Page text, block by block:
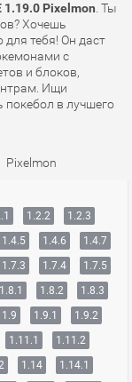
Pixelmon . Ты
Хочешь
для тебя! Он даст
с
и блоков,
Ищи
покебол в лучшего
Pixelmon
1.2.2
1.2.3
1.4.5 1.4.6
1.4.7
1.7.3 1.7.4
1.7.5
1.8.1 1.8.2
1.8.3
1.9 1.9.1
1.9.2
1.11.1
1.11.2
1.14
1.14.1